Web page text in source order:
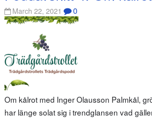
March 22, 2021 0
Om kålrot med Inger Olausson Palmkål,
har länge solat sig i trendglansen vad